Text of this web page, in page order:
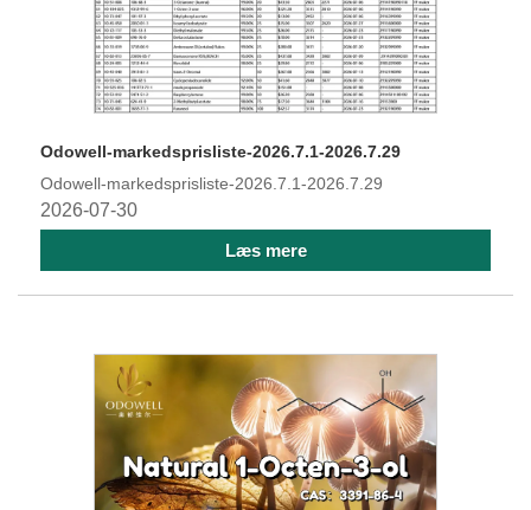
Odowell-markedsprisliste-2026.7.1-2026.7.29
Odowell-markedsprisliste-2026.7.1-2026.7.29
2026-07-30
Læs mere